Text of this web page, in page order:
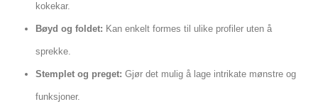
kokekar.
Bøyd og foldet: Kan enkelt formes til ulike profiler uten å
sprekke.
Stemplet og preget: Gjør det mulig å lage intrikate mønstre og
funksjoner.